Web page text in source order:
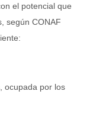
el potencial que
según CONAF
ocupada por los